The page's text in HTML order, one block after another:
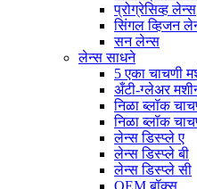
प्रोग्रेसिव्ह लेन्स
सिंगल व्हिजन
सन लेन्स
लेन्स साधने
5 एका चाचणी
अँटी-ग्लेअर
निळा ब्लॉक
निळा ब्लॉक
लेन्स डिस्प्ले ए
लेन्स डिस्प्ले बी
लेन्स डिस्प्ले सी
OEM बॉक्स